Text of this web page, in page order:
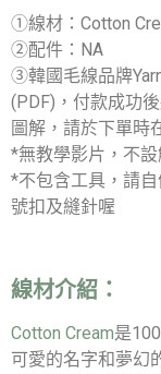
①線材：Cotton
②配件：NA
③韓國毛線品牌
(PDF)，付款成功
圖解，請於下單時
*無教學影片，不
*不包含工具，請
號扣及縫針喔
線材介紹：
Cotton Cream是
可愛的名字和夢幻